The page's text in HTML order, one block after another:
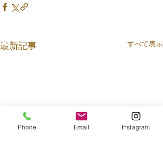
最新記事 すべて表示
Phone Email Instagram